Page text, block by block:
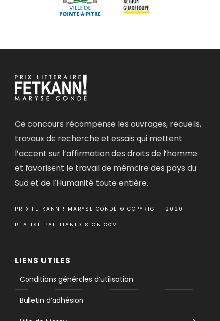
Ce concours récompense les ouvrages, recueils,
travaux de recherche et essais qui mettent
l’accent sur l’affirmation des droits de l’homme
et favorisent le travail de mémoire des pays du
Sud et de l’Humanité toute entière.
PRIX FETKANN ! MARYSE CONDÉ © COPYRIGHT 2020
RÉALISÉ PAR TIANIDESIGN.COM
LIENS UTILES
Conditions générales d’utilisation
Bulletin d’adhésion